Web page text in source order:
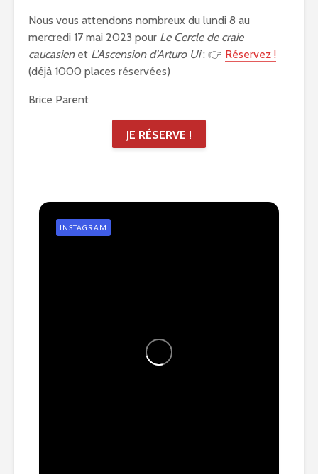
Nous vous attendons nombreux du lundi 8 au
mercredi 17 mai 2023 pour Le Cercle de craie
caucasien et L’Ascension d’Arturo Ui: 👉 Réservez !
(déjà 1000 places réservées)
Brice Parent
JE RÉSERVE !
INSTAGRAM